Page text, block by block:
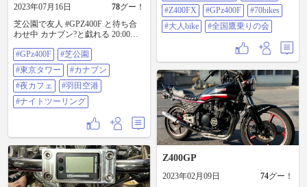
ネスを組んで150/100wのハイワッ
が精一杯でした💦)、今から観ると
暗くてしょぼく、サイズのデカい
バルブしか無く、その割に凄く高
価だったのに、日に日に進化し重
ねて且つ、安く手に出来る様にな
りました。 良い時代になりました
ね〜☝️😽 此れから未だまだ進化し
続けるんだろな〜😸 ⁡ 最後の画像は
今回の話に出した、私が足の障害
が出る迄乗ってた、未だに夢に出
て来るKawasaki GPz400F(ZX400A3)
改ワイセコ548シリンダー&鍛造ピ
ストン·ヨシムラステージ2カム等を
組込んで、色々自分の手でマフラ
ーやパーツを製作して心血を注い
でカスタムをしたGPz548Fを載せと
2023年07月16日 78グー！
芝公園で友人 #GPZ400F と待ち合
わせ中 カナブン?と戯れる 20:00友
ックにバイクを撮ろうと 20:30頃に
行くも ウェディングの撮影が3組ほ
ど居て断念 （駅のライトアップは
21:00までらしいです） ↓ 駐車スペ
ースに難ありだけれども また良き
店を開拓できました ケーキが美味
しかったです ↓ バイクと飛行機の
写真を撮ろうと 羽田空港付近に行
くも 21-6時まで二輪車通行止め?の
標識と 巡回しているパトカーにビ
ビリ断念 ↓ 近くのファミマでジャ
スミンティーを買い 店の外のベン
チで色々と喋って友人と解散 （イ
#GPz400F
#芝公園
#東京タワー
#カナブン
#夜カフェ
#羽田空港
#ナイトツーリング
#Z400FX
#GPz400F
#70bikes
#大人bike
#全国鷹乗りの会
Z400GP
2023年02月09日 74グー！